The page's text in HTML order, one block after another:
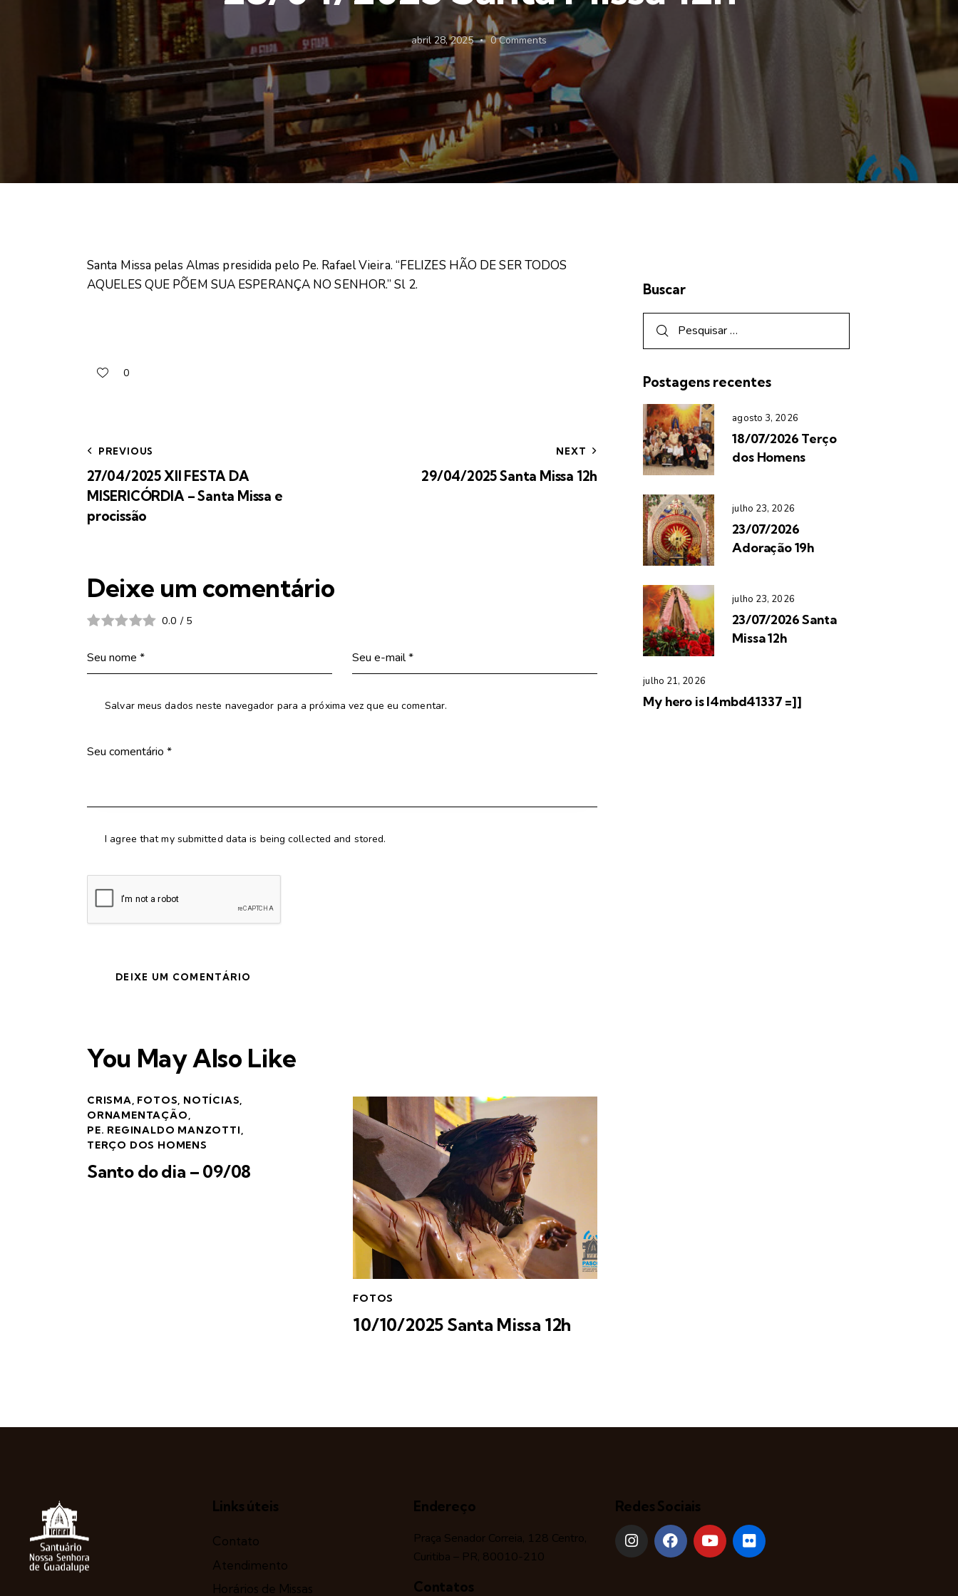
abril 28, 2025 0 Comments
Santa Missa pelas Almas presidida pelo Pe. Rafael Vieira. “FELIZES HÃO DE SER TODOS
AQUELES QUE PÕEM SUA ESPERANÇA NO SENHOR.” Sl 2.
0
PREVIOUS
27/04/2025 XII FESTA DA
MISERICÓRDIA – Santa Missa e
procissão
NEXT
29/04/2025 Santa Missa 12h
Deixe um comentário
0.0 / 5
Salvar meus dados neste navegador para a próxima vez que eu comentar.
I agree that my submitted data is being collected and stored.
You May Also Like
CRISMA, FOTOS, NOTÍCIAS,
ORNAMENTAÇÃO,
PE. REGINALDO MANZOTTI,
TERÇO DOS HOMENS
Santo do dia – 09/08
FOTOS
10/10/2025 Santa Missa 12h
Buscar
Postagens recentes
agosto 3, 2026
18/07/2026 Terço
dos Homens
julho 23, 2026
23/07/2026
Adoração 19h
julho 23, 2026
23/07/2026 Santa
Missa 12h
julho 21, 2026
My hero is l4mbd41337 =]]
Links úteis
Contato
Atendimento
Horários de Missas
Endereço
Praça Senador Correia, 128 Centro,
Curitiba – PR, 80010-210
Contatos
Redes Sociais